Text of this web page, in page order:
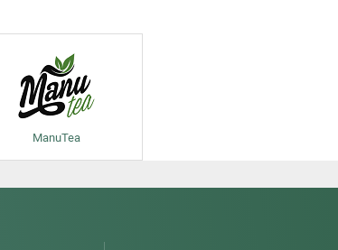
ManuTea